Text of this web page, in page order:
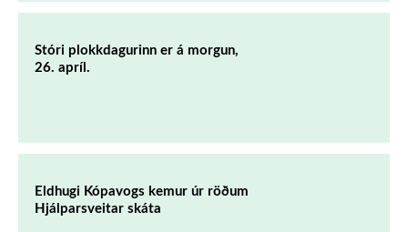
Stóri plokkdagurinn er á morgun,
26. apríl.
Eldhugi Kópavogs kemur úr röðum
Hjálparsveitar skáta